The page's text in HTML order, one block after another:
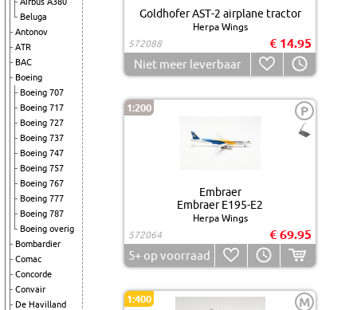
Beluga
Antonov
ATR
BAC
Boeing
Boeing 707
Boeing 717
Boeing 727
Boeing 737
Boeing 747
Boeing 757
Boeing 767
Boeing 777
Boeing 787
Boeing overig
Bombardier
Comac
Concorde
Convair
De Havilland
Goldhofer AST-2 airplane tractor
Herpa Wings
572088
€ 14.95
Niet meer leverbaar
1:200 P
Embraer
Embraer E195-E2
Herpa Wings
572064
€ 69.95
5+ op voorraad
1:400 M